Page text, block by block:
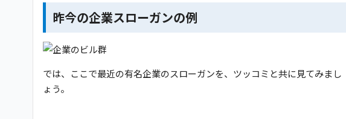
昨今の企業スローガンの例
では、ここで最近の有名企業のスローガンを、ツッコミと共に見てみまし
ょう。